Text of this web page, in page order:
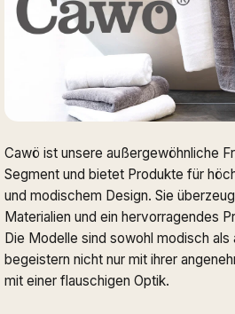
Cawö ist unsere außergewöhnliche
Segment und bietet Produkte für
und modischem Design. Sie
Materialien und ein hervorragendes
Die Modelle sind sowohl modisch als
begeistern nicht nur mit ihrer
mit einer flauschigen Optik.